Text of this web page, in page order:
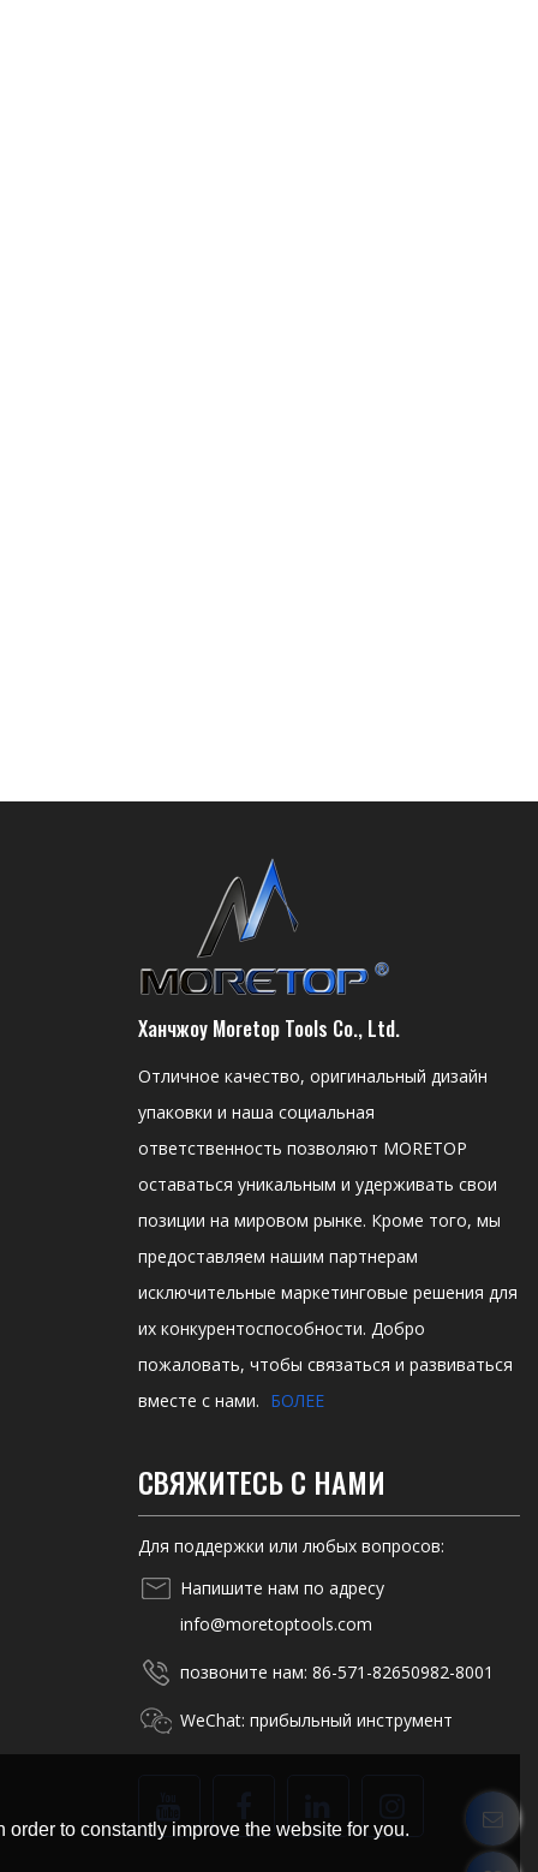
Ханчжоу Moretop Tools Co., Ltd.
Отличное качество, оригинальный дизайн
упаковки и наша социальная
ответственность позволяют MORETOP
оставаться уникальным и удерживать свои
позиции на мировом рынке. Кроме того, мы
предоставляем нашим партнерам
исключительные маркетинговые решения для
их конкурентоспособности. Добро
пожаловать, чтобы связаться и развиваться
вместе с нами. БОЛЕЕ
СВЯЖИТЕСЬ С НАМИ
Для поддержки или любых вопросов:
Напишите нам по адресу
info@moretoptools.com
позвоните нам: 86-571-82650982-8001
WeChat: прибыльный инструмент
to constantly improve the website for you.